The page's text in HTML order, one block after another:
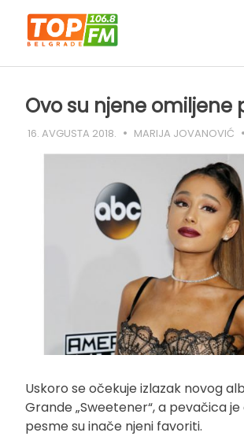
content
Ovo su njene omiljene
16. AVGUSTA 2018. MARIJA JOVANOVIĆ
Uskoro se očekuje izlazak novog
Grande „Sweetener“, a pevačica
pesme su inače njeni favoriti.